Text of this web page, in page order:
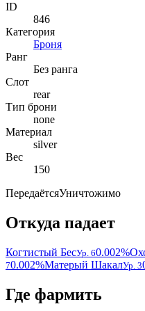
ID
846
Категория
Броня
Ранг
Без ранга
Слот
rear
Тип брони
none
Материал
silver
Вес
150
ПередаётсяУничтожимо
Откуда падает
Когтистый БесУр. 60.002%
70.002%Матерый ШакалУр. 3
Где фармить